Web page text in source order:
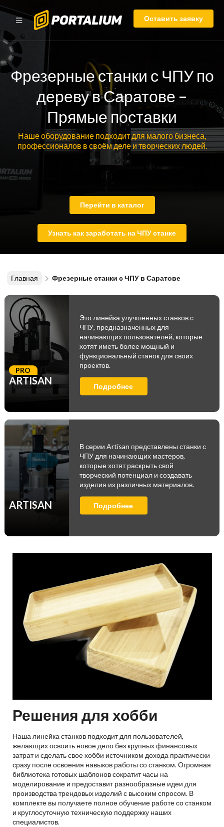
Оставить заявку
Фрезерные станки с ЧПУ по
дереву в Саратове –
Прямые поставки
Наше оборудование подходит для малого бизнеса,
профессионалов в своём деле и творческих людей.
Перейти в каталог
Узнать как заработать на ЧПУ станке
Главная Фрезерные станки с ЧПУ в Саратове
ARTISAN
PRO
Это линейка улучшенных станков с
ЧПУ, предназначенных для
начинающих пользователей, которые
хотят иметь более мощный и
функциональный станок для своих
проектов.
Подробнее
ARTISAN
В серии Artisan представлены станки с
ЧПУ для начинающих мастеров,
которые хотят раскрыть свой
творческий потенциал и создавать
изделия из различных материалов.
Подробнее
Решения для хобби
Наша линейка станков подходит для пользователей,
желающих освоить новое дело без крупных финансовых
затрат и сделать свое хобби источником дохода практически
сразу после освоения навыков работы со станком. Огромная
библиотека готовых шаблонов сократит часы на
моделирование и предоставит разнообразные идеи для
производства трендовых изделий с высоким спросом. В
комплекте вы получаете полное обучение работе со станком
и круглосуточную техническую поддержку наших
специалистов.